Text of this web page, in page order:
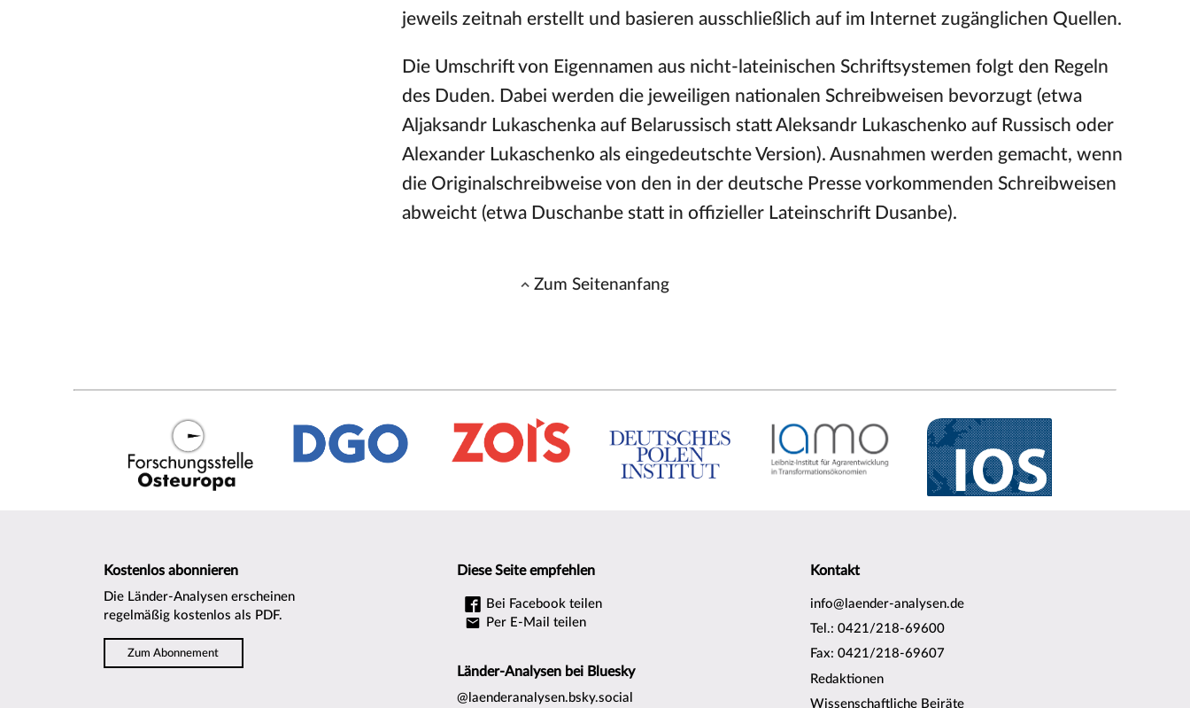
jeweils zeitnah erstellt und basieren ausschließlich auf im Internet zugänglichen Quellen.
Die Umschrift von Eigennamen aus nicht-lateinischen Schriftsystemen folgt den Regeln
des Duden. Dabei werden die jeweiligen nationalen Schreibweisen bevorzugt (etwa
Aljaksandr Lukaschenka auf Belarussisch statt Aleksandr Lukaschenko auf Russisch oder
Alexander Lukaschenko als eingedeutschte Version). Ausnahmen werden gemacht, wenn
die Originalschreibweise von den in der deutsche Presse vorkommenden Schreibweisen
abweicht (etwa Duschanbe statt in offizieller Lateinschrift Dusanbe).
Zum Seitenanfang
Kostenlos abonnieren
Die Länder-Analysen erscheinen
regelmäßig kostenlos als PDF.
Zum Abonnement
Diese Seite empfehlen
Bei Facebook teilen
Per E-Mail teilen
Länder-Analysen bei Bluesky
@laenderanalysen.bsky.social
Kontakt
info@laender-analysen.de
Tel.: 0421/218-69600
Fax: 0421/218-69607
Redaktionen
Wissenschaftliche Beiräte